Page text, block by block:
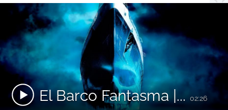
El Barco Fantasma |...02:26